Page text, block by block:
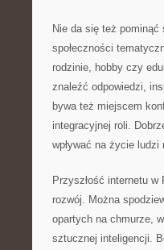
Nie da się też pominąć
społeczności
rodzinie, hobby czy
znaleźć odpowiedzi,
bywa też miejscem
integracyjnej roli.
wpływać na życie
Przyszłość internetu
rozwój. Można
opartych na chmurze,
sztucznej inteligencji.